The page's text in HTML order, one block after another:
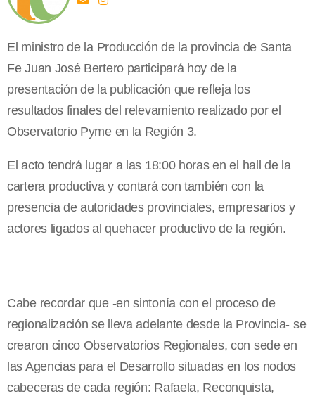
El ministro de la Producción de la provincia de Santa
Fe Juan José Bertero participará hoy de la
presentación de la publicación que refleja los
resultados finales del relevamiento realizado por el
Observatorio Pyme en la Región 3.
El acto tendrá lugar a las 18:00 horas en el hall de la
cartera productiva y contará con también con la
presencia de autoridades provinciales, empresarios y
actores ligados al quehacer productivo de la región.
Cabe recordar que -en sintonía con el proceso de
regionalización se lleva adelante desde la Provincia- se
crearon cinco Observatorios Regionales, con sede en
las Agencias para el Desarrollo situadas en los nodos
cabeceras de cada región: Rafaela, Reconquista,